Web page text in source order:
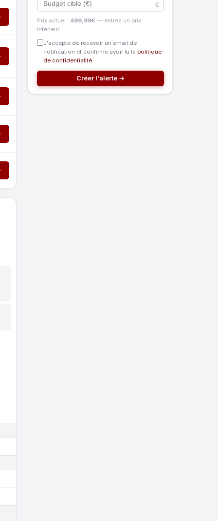
€
Prix actuel : 499,99€ — entrez un prix
inférieur
J'accepte de recevoir un email de
notification et confirme avoir lu la politique
de confidentialité.
Créer l'alerte →